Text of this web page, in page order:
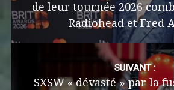
de leur tournée 2026
Radiohead et Fred
SUIVANT :
SXSW « dévasté » par la